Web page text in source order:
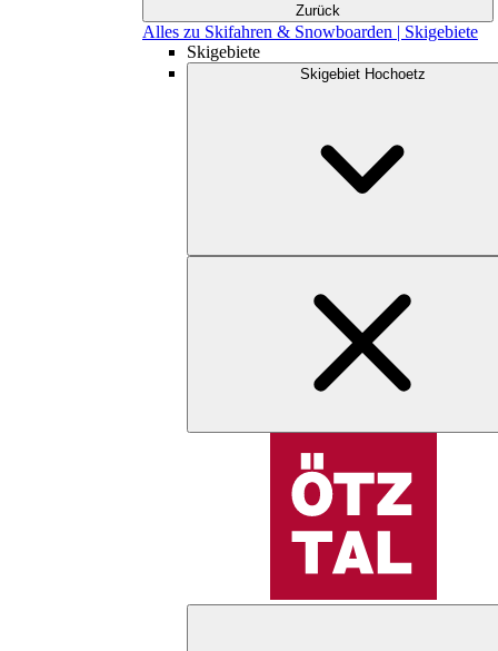
Zurück
Alles zu Skifahren & Snowboarden | Skigebiete
Skigebiete
Skigebiet Hochoetz